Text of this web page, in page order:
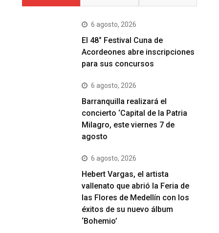
6 agosto, 2026
El 48° Festival Cuna de
Acordeones abre inscripciones
para sus concursos
6 agosto, 2026
Barranquilla realizará el
concierto ‘Capital de la Patria
Milagro, este viernes 7 de
agosto
6 agosto, 2026
Hebert Vargas, el artista
vallenato que abrió la Feria de
las Flores de Medellín con los
éxitos de su nuevo álbum
‘Bohemio’